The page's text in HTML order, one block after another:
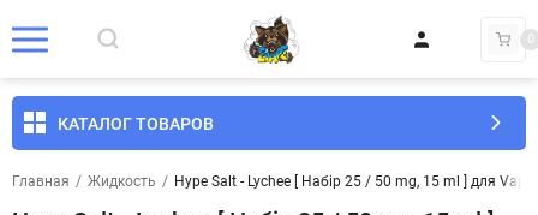
0
КАТАЛОГ ТОВАРОВ
Главная / Жидкость / Hype Salt - Lychee [ Набір 25 / 50 mg, 15 ml ] для